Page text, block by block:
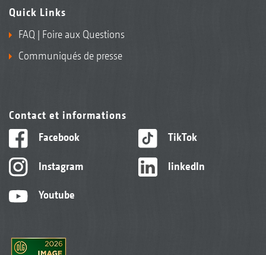
Quick Links
FAQ | Foire aux Questions
Communiqués de presse
Contact et informations
Facebook
Instagram
Youtube
TikTok
linkedIn